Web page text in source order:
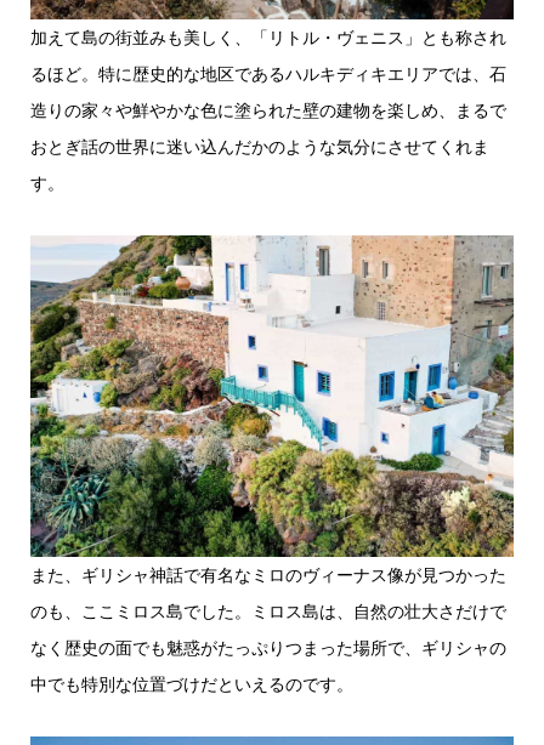
加えて島の街並みも美しく、「リトル・ヴェニス」とも称され
るほど。特に歴史的な地区であるハルキディキエリアでは、石
造りの家々や鮮やかな色に塗られた壁の建物を楽しめ、まるで
おとぎ話の世界に迷い込んだかのような気分にさせてくれま
す。
また、ギリシャ神話で有名なミロのヴィーナス像が見つかった
のも、ここミロス島でした。ミロス島は、自然の壮大さだけで
なく歴史の面でも魅惑がたっぷりつまった場所で、ギリシャの
中でも特別な位置づけだといえるのです。